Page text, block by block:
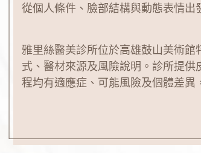
從個人條件、臉部結構與動態表情
雅里絲醫美診所位於高雄鼓山美術
式、醫材來源及風險說明。診所提
程均有適應症、可能風險及個體差異